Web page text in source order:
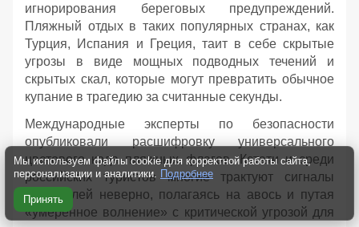
игнорирования береговых предупреждений.
Пляжный отдых в таких популярных странах, как
Турция, Испания и Греция, таит в себе скрытые
угрозы в виде мощных подводных течений и
скрытых скал, которые могут превратить обычное
купание в трагедию за считанные секунды.
Международные эксперты по безопасности
опубликовали расшифровку универсального
цветового кода пляжных флагов. Кстати и среди
российских туристов многие трактуют сигналы
спасателей неверно, полагаясь на авось и путая
«умеренное волнение» с критической угрозой для
Мы используем файлы cookie для корректной работы сайта,
персонализации и аналитики. Подробнее
Принять